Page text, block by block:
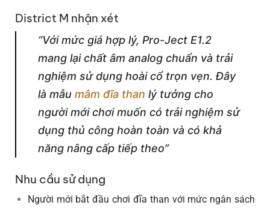
District M nhận xét
“Với mức giá hợp lý, Pro-Ject E1.2
mang lại chất âm analog chuẩn và trải
nghiệm sử dụng hoài cổ trọn vẹn. Đây
là mẫu mâm đĩa than lý tưởng cho
người mới chơi muốn có trải nghiệm sử
dụng thủ công hoàn toàn và có khả
năng nâng cấp tiếp theo”
Nhu cầu sử dụng
Người mới bắt đầu chơi đĩa than với mức ngân sách